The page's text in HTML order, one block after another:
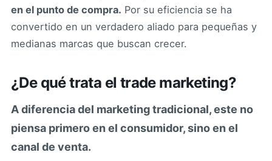
en el punto de compra. Por su eficiencia se ha
convertido en un verdadero aliado para pequeñas y
medianas marcas que buscan crecer.
¿De qué trata el trade marketing?
A diferencia del marketing tradicional, este no
piensa primero en el consumidor, sino en el
canal de venta.